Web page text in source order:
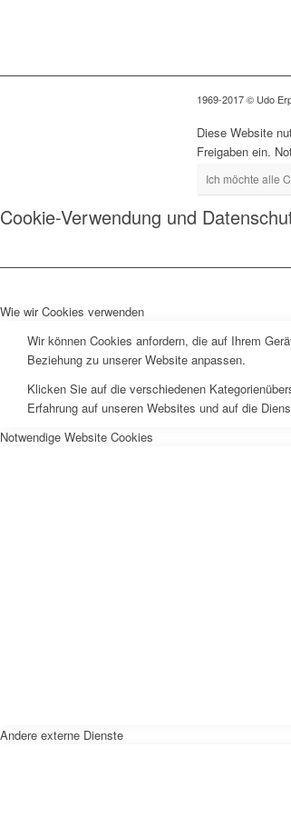
1969-2017 © Udo
Diese Website
Freigaben ein.
Ich möchte alle
Cookie-Verwendung und
Wie wir Cookies verwenden
Wir können Cookies anfordern, die auf Ihrem
Beziehung zu unserer Website anpassen.
Klicken Sie auf die verschiedenen
Erfahrung auf unseren Websites und auf die
Notwendige Website Cookies
Andere externe Dienste